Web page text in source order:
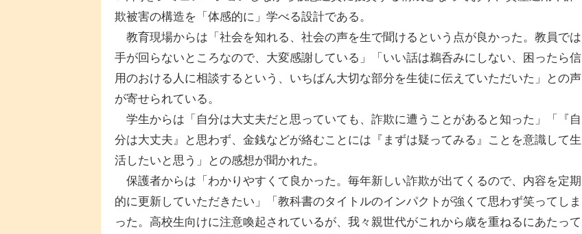
欺被害の構造を「体感的に」学べる設計である。
教育現場からは「社会を知れる、社会の声を生で聞けるという点が良かった。教員では
手が回らないところなので、大変感謝している」「いい話は鵜呑みにしない、困ったら信
用のおける人に相談するという、いちばん大切な部分を生徒に伝えていただいた」との声
が寄せられている。
学生からは「自分は大丈夫だと思っていても、詐欺に遭うことがあると知った」「『自
分は大丈夫』と思わず、金銭などが絡むことには『まずは疑ってみる』ことを意識して生
活したいと思う」との感想が聞かれた。
保護者からは「わかりやすくて良かった。毎年新しい詐欺が出てくるので、内容を定期
的に更新していただきたい」「教科書のタイトルのインパクトが強くて思わず笑ってしま
った。高校生向けに注意喚起されているが、我々親世代がこれから歳を重ねるにあたって